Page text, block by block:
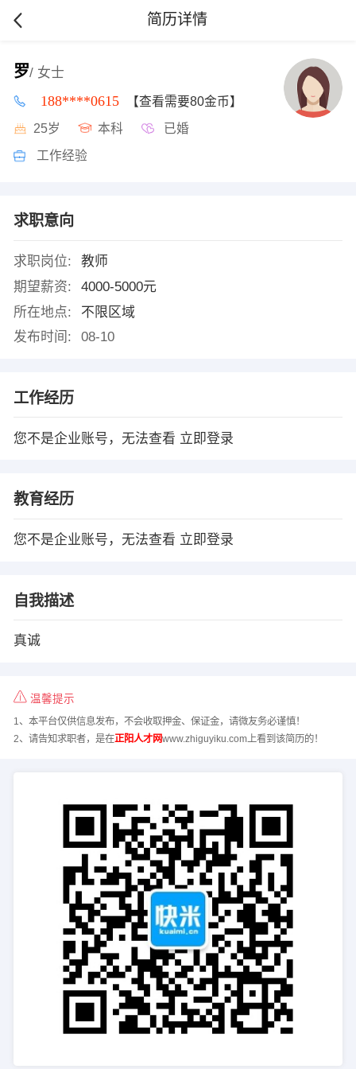
简历详情
罗/ 女士
188****0615 【查看需要80金币】
25岁 本科 已婚
工作经验
求职意向
求职岗位:
教师
期望薪资:
4000-5000元
所在地点:
不限区域
发布时间:
08-10
工作经历
您不是企业账号，无法查看 立即登录
教育经历
您不是企业账号，无法查看 立即登录
自我描述
真诚
温馨提示
1、本平台仅供信息发布，不会收取押金、保证金，请微友务必谨慎！
2、请告知求职者，是在正阳人才网www.zhiguyiku.com上看到该简历的！